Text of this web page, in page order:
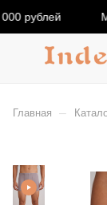
рублей
Главная –